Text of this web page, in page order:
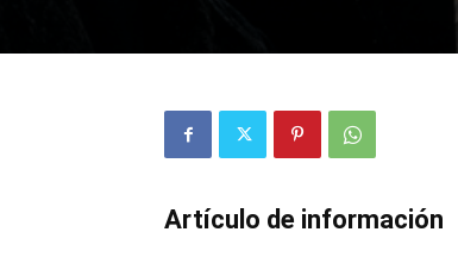
Artículo de información